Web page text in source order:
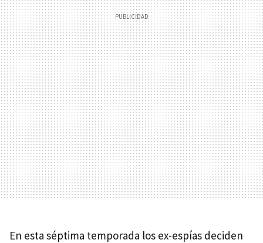
En esta séptima temporada los ex-espías deciden